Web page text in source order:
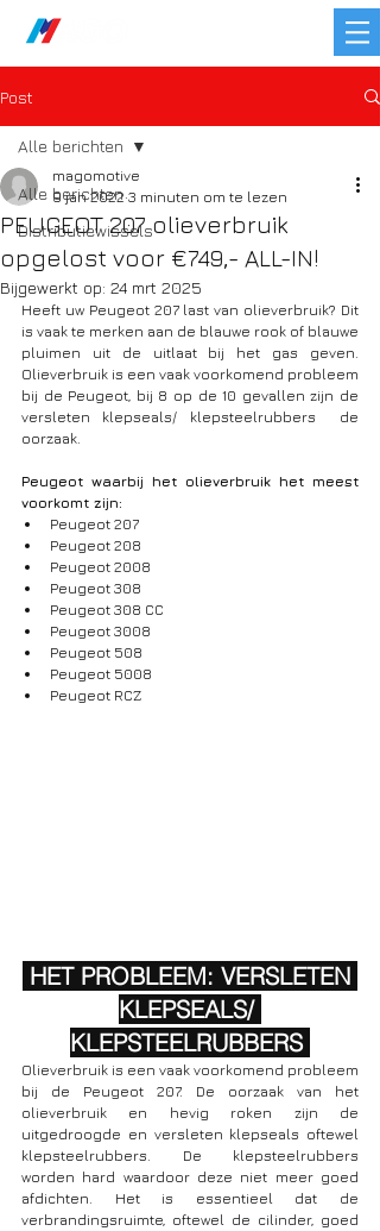
Post
Alle berichten
Distributiewissels
Alle berichten
PEUGEOT 207 olieverbruik
opgelost voor €749,- ALL-IN!
magomotive
9 jan 2022 3 minuten om te lezen
Bijgewerkt op: 24 mrt 2025
Heeft uw Peugeot 207 last van olieverbruik? Dit
is vaak te merken aan de blauwe rook of blauwe
pluimen uit de uitlaat bij het gas geven.
Olieverbruik is een vaak voorkomend probleem
bij de Peugeot, bij 8 op de 10 gevallen zijn de
versleten klepseals/ klepsteelrubbers  de
oorzaak.
Peugeot waarbij het olieverbruik het meest
voorkomt zijn:
Peugeot 207
Peugeot 208
Peugeot 2008
Peugeot 308
Peugeot 308 CC
Peugeot 3008
Peugeot 508
Peugeot 5008
Peugeot RCZ
KLEPSEALS/
KLEPSTEELRUBBERS
Olieverbruik is een vaak voorkomend probleem
bij de Peugeot 207. De oorzaak van het
olieverbruik en hevig roken zijn de
uitgedroogde en versleten klepseals oftewel
klepsteelrubbers. De klepsteelrubbers
worden hard waardoor deze niet meer goed
afdichten. Het is essentieel dat de
verbrandingsruimte, oftewel de cilinder, goed